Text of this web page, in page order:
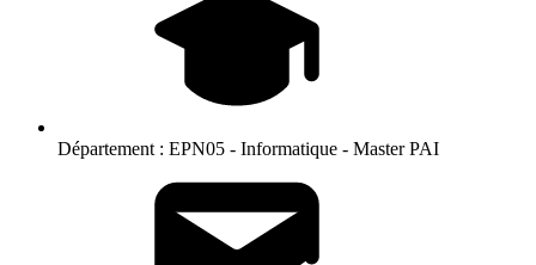
Département : EPN05 - Informatique - Master PAI